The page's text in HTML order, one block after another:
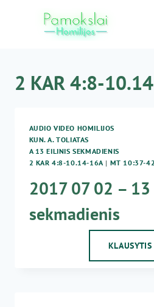
2 KAR 4:8-
AUDIO VIDEO HOMILIJOS
KUN. A. TOLIATAS
A 13 EILINIS SEKMADIENIS
2 KAR 4:8-10.14-16A | MT 10:37-42
2017 07 02 –
sekmadienis
KLAUSYTIS